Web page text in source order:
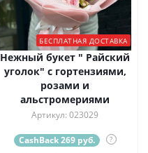
БЕСПЛАТНАЯ ДОСТАВКА
Нежный букет " Райский
уголок" с гортензиями,
розами и
альстромериями
Артикул: 023029
CashBack 269 руб. ?